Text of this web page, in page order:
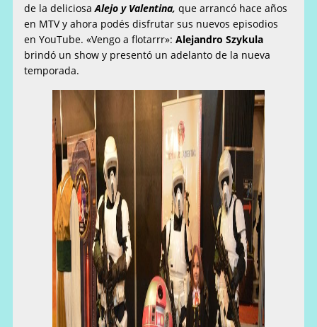
de la deliciosaAlejo y Valentina, que arrancó hace años
en MTV y ahora podés disfrutar sus nuevos episodios
en YouTube. «Vengo a flotarrr»:Alejandro Szykula
brindó un show y presentó un adelanto de la nueva
temporada.